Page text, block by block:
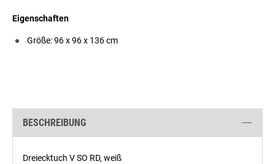
Eigenschaften
Größe: 96 x 96 x 136 cm
BESCHREIBUNG
Dreiecktuch V SO RD, weiß